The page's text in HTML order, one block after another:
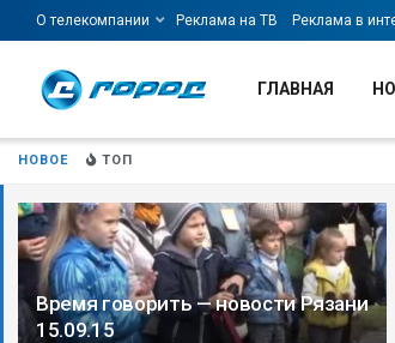
НОВОЕ ТОП
Время говорить — новости Рязани
15.09.15
О телекомпании Реклама на ТВ Реклама в
ГЛАВНАЯ